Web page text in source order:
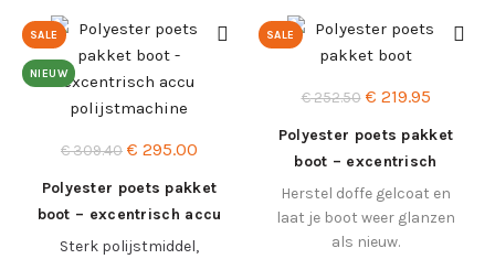
SALE
NIEUW
€309.40 Oorspronkelijke
was:
€ 295.00
Polyester poets pakket
boot – excentrisch accu
polijstmachine
Sterk polijstmiddel,
SALE
€252.50 Oorspronkelijke
€ 219.95Huidige
is:
Polyester poets pakket
boot – excentrisch
vonroc
Herstel doffe gelcoat en
laat je boot weer glanzen
als nieuw.